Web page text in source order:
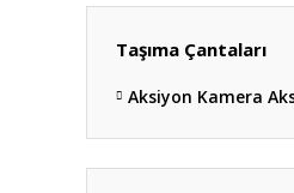
Taşıma Çantaları
Aksiyon Kamera